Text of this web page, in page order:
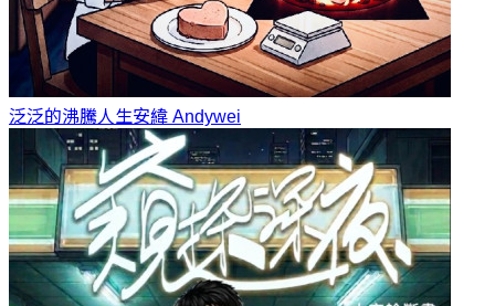
泛泛的沸騰人生安緯 Andywei